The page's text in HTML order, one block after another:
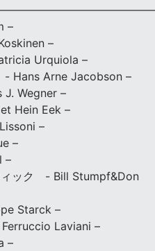
–
–
Urquiola –
- Hans Arne Jacobson –
Wegner –
Hein Eek –
–
–
–
ィック - Bill Stumpf&Don
Starck –
Laviani –
–